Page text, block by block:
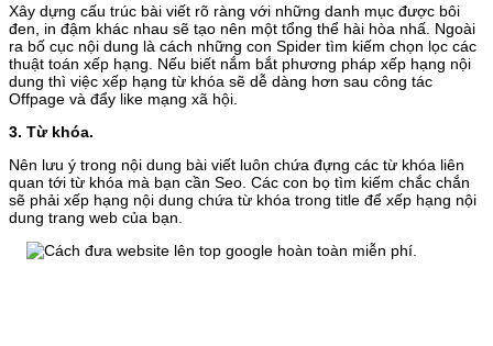
Xây dựng cấu trúc bài viết rõ ràng với những danh mục được bôi
đen, in đậm khác nhau sẽ tạo nên một tổng thể hài hòa nhấ. Ngoài
ra bố cục nội dung là cách những con Spider tìm kiếm chọn lọc các
thuật toán xếp hạng. Nếu biết nắm bắt phương pháp xếp hạng nội
dung thì việc xếp hạng từ khóa sẽ dễ dàng hơn sau công tác
Offpage và đẩy like mạng xã hội.
3. Từ khóa.
Nên lưu ý trong nội dung bài viết luôn chứa đựng các từ khóa liên
quan tới từ khóa mà bạn cần Seo. Các con bọ tìm kiếm chắc chắn
sẽ phải xếp hạng nội dung chứa từ khóa trong title để xếp hạng nội
dung trang web của bạn.